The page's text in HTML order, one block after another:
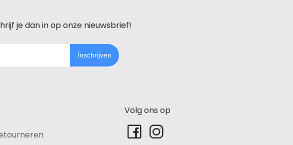
je dan in op onze nieuwsbrief!
Inschrijven
Volg ons op